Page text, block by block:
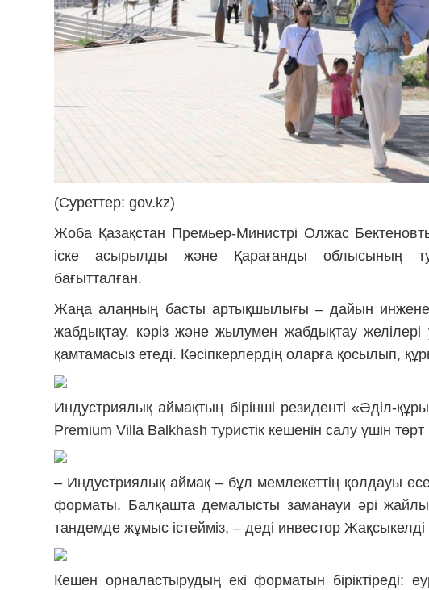
(Суреттер: gov.kz)
Жоба Қазақстан Премьер-Министрі Олжас
іске асырылды және Қарағанды облысының
бағытталған.
Жаңа алаңның басты артықшылығы – дайын
жабдықтау, кәріз және жылумен жабдықтау желілері
қамтамасыз етеді. Кәсіпкерлердің оларға қосылып,
Индустриялық аймақтың бірінші резиденті «Әділ-
Premium Villa Balkhash туристік кешенін салу үшін
– Индустриялық аймақ – бұл мемлекеттің қолдауы
форматы. Балқашта демалысты заманауи әрі
тандемде жұмыс істейміз, – деді инвестор
Кешен орналастырудың екі форматын біріктіреді: